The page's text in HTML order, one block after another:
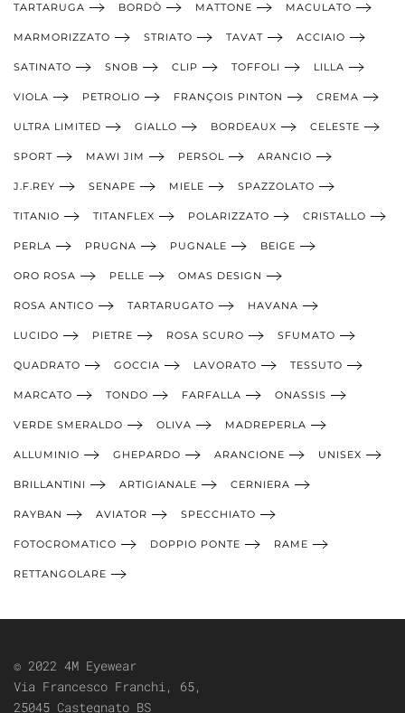
TARTARUGA BORDÒ MATTONE MACULATO
MARMORIZZATO STRIATO TAVAT ACCIAIO
SATINATO SNOB CLIP TOFFOLI LILLA
VIOLA PETROLIO FRANÇOIS PINTON CREMA
ULTRA LIMITED GIALLO BORDEAUX CELESTE
SPORT MAWI JIM PERSOL ARANCIO
J.F.REY SENAPE MIELE SPAZZOLATO
TITANIO TITANFLEX POLARIZZATO CRISTALLO
PERLA PRUGNA PUGNALE BEIGE
ORO ROSA PELLE OMAS DESIGN
ROSA ANTICO TARTARUGATO HAVANA
LUCIDO PIETRE ROSA SCURO SFUMATO
QUADRATO GOCCIA LAVORATO TESSUTO
MARCATO TONDO FARFALLA ONASSIS
VERDE SMERALDO OLIVA MADREPERLA
ALLUMINIO GHEPARDO ARANCIONE UNISEX
BRILLANTINI ARTIGIANALE CERNIERA
RAYBAN AVIATOR SPECCHIATO
FOTOCROMATICO DOPPIO PONTE RAME
RETTANGOLARE
© 2022 4M Eyewear
Via Francesco Franchi, 65,
25045 Castegnato BS